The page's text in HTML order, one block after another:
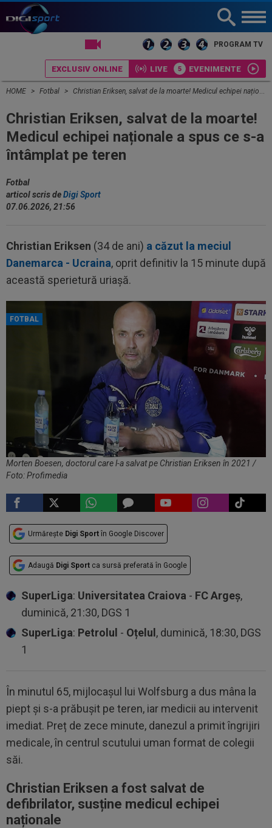
PROGRAM TV
EXCLUSIV ONLINE LIVE EVENIMENTE
HOME Fotbal Christian Eriksen, salvat de la moarte! Medicul echipei naționale a spus ce s-a întâmplat pe teren
Christian Eriksen, salvat de la moarte!
Medicul echipei naționale a spus ce s-a
întâmplat pe teren
Fotbal
articol scris deDigi Sport
07.06.2026, 21:56
Christian Eriksen (34 de ani) a căzut la meciul
Danemarca - Ucraina, oprit definitiv la 15 minute după
această sperietură uriașă.
FOTBAL
Morten Boesen, doctorul care l-a salvat pe Christian Eriksen în 2021 /
Foto: Profimedia
Urmărește Digi Sport în Google Discover
Adaugă Digi Sport ca sursă preferată în Google
SuperLiga: Universitatea Craiova - FC Argeș,
duminică, 21:30, DGS 1
SuperLiga: Petrolul - Oțelul, duminică, 18:30, DGS
1
În minutul 65, mijlocașul lui Wolfsburg a dus mâna la
piept și s-a prăbușit pe teren, iar medicii au intervenit
imediat. Preț de zece minute, danezul a primit îngrijiri
medicale, în centrul scutului uman format de colegii
săi.
Christian Eriksen a fost salvat de
defibrilator, susține medicul echipei
naționale